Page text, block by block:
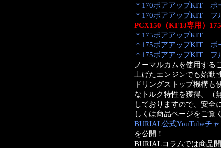
＊170ボアアップKIT ポ
＊170ボアアップKIT フ
PCX150（KF18専用）
＊175ボアアップKIT
＊175ボアアップKIT ポ
＊175ボアアップKIT フ
ノーマルカムを使用する
上げたエンジンでも始動
ドリングストップ機構も
なトルク特性を獲得。（
しておりますので、安全
しくは商品ページをご覧
BURIAL公式YouTubeチ
を公開！
BURIALコラムでは商品